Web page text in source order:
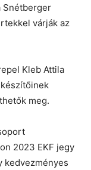
Snétberger
várják az
Kleb Attila
meg.
2023 EKF jegy
kedvezményes